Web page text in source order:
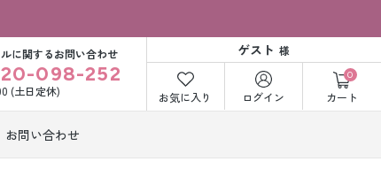
に関するお問い合わせ
098-252
(土日定休)
ゲスト 様
お気に入り ログイン
0
カート
お問い合わせ